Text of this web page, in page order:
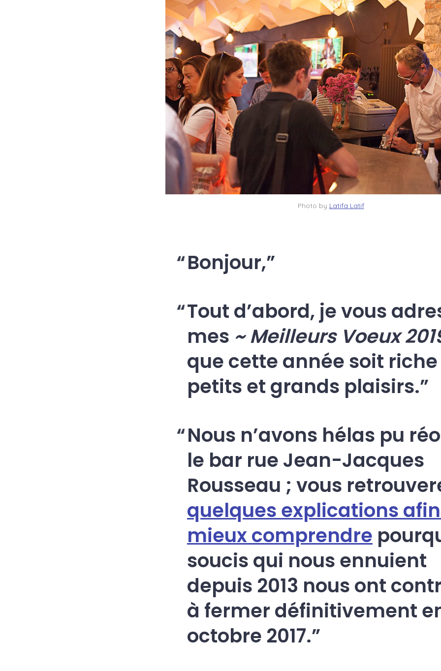
Photo by Latifa Latif
Bonjour,
Tout d’abord, je vous
mes ~ Meilleurs Voeux
que cette année soit
petits et grands plaisirs.
Nous n’avons hélas pu
le bar rue Jean-Jacques
Rousseau ; vous
quelques explications
mieux comprendre
soucis qui nous ennuient
depuis 2013 nous ont
à fermer définitivement
octobre 2017.